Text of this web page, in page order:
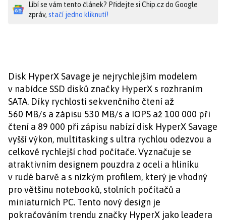
Líbí se vám tento článek? Přidejte si Chip.cz do Google
zpráv, stačí jedno kliknutí!
Disk HyperX Savage je nejrychlejším modelem
v nabídce SSD disků značky HyperX s rozhraním
SATA. Díky rychlosti sekvenčního čtení až
560 MB/s a zápisu 530 MB/s a IOPS až 100 000 při
čtení a 89 000 při zápisu nabízí disk HyperX Savage
vyšší výkon, multitasking s ultra rychlou odezvou a
celkově rychlejší chod počítače. Vyznačuje se
atraktivním designem pouzdra z oceli a hliníku
v rudé barvě a s nízkým profilem, který je vhodný
pro většinu notebooků, stolních počítačů a
miniaturních PC. Tento nový design je
pokračováním trendu značky HyperX jako leadera